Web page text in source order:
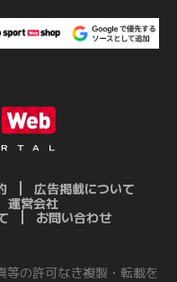
広告掲載について
運営会社
お問い合わせ
等の許可なき複製・転載を